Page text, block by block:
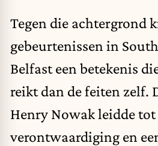
Tegen die achtergrond
gebeurtenissen in
Belfast een betekenis
reikt dan de feiten zelf.
Henry Nowakleidde
verontwaardiging en